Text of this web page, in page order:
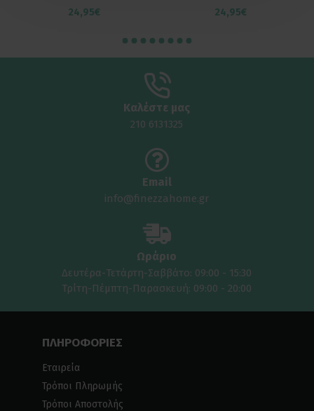
24,95€ 24,95€
Καλέστε μας
210 6131325
Email
info@finezzahome.gr
Ωράριο
Δευτέρα-Τετάρτη-Σαββάτο: 09:00 - 15:30
Τρίτη-Πέμπτη-Παρασκευή: 09:00 - 20:00
ΠΛΗΡΟΦΟΡΙΕΣ
Εταιρεία
Τρόποι Πληρωμής
Τρόποι Αποστολής